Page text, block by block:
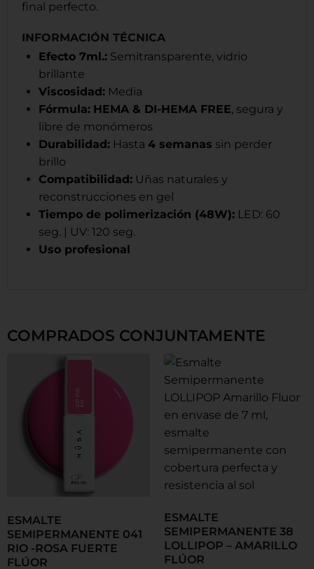
final perfecto.
INFORMACIÓN TÉCNICA
Efecto 7ml.: Semitransparente, vidrio
brillante
Viscosidad: Media
Fórmula: HEMA & DI-HEMA FREE, segura y
libre de monómeros
Durabilidad: Hasta 4 semanas sin perder
brillo
Compatibilidad: Uñas naturales y
reconstrucciones en gel
Tiempo de polimerización (48W): LED: 60
seg. | UV: 120 seg.
Uso profesional
COMPRADOS CONJUNTAMENTE
ESMALTE
SEMIPERMANENTE 041
RIO -ROSA FUERTE
FLÚOR
ESMALTE
SEMIPERMANENTE 38
LOLLIPOP – AMARILLO
FLÚOR